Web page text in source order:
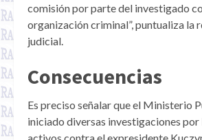
comisión por parte del investigado
organización criminal”, puntualiza la
judicial.
Consecuencias
Es preciso señalar que el Ministerio
iniciado diversas investigaciones por
activos contra el expresidente